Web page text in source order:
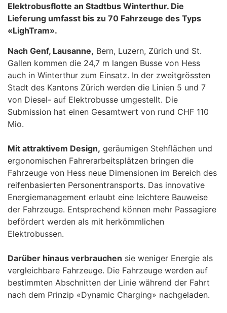
Elektrobusflotte an Stadtbus Winterthur. Die
Lieferung umfasst bis zu 70 Fahrzeuge des Typs
«LighTram».
Nach Genf, Lausanne, Bern, Luzern, Zürich und St.
Gallen kommen die 24,7 m langen Busse von Hess
auch in Winterthur zum Einsatz. In der zweitgrössten
Stadt des Kantons Zürich werden die Linien 5 und 7
von Diesel- auf Elektrobusse umgestellt. Die
Submission hat einen Gesamtwert von rund CHF 110
Mio.
Mit attraktivem Design, geräumigen Stehflächen und
ergonomischen Fahrerarbeitsplätzen bringen die
Fahrzeuge von Hess neue Dimensionen im Bereich des
reifenbasierten Personentransports. Das innovative
Energiemanagement erlaubt eine leichtere Bauweise
der Fahrzeuge. Entsprechend können mehr Passagiere
befördert werden als mit herkömmlichen
Elektrobussen.
Darüber hinaus verbrauchen sie weniger Energie als
vergleichbare Fahrzeuge. Die Fahrzeuge werden auf
bestimmten Abschnitten der Linie während der Fahrt
nach dem Prinzip «Dynamic Charging» nachgeladen.